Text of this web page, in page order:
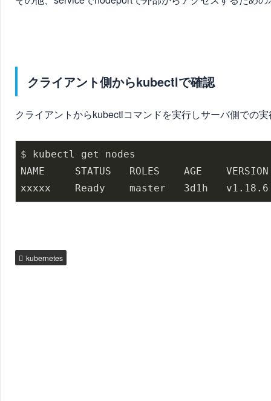
クライアント側からkubectlで確認
クライアントからkubectlコマンドを実行しサーバ側での
$ kubectl get nodes
NAME     STATUS   ROLES    AGE    VERSION
xxxxx    Ready    master   3d1h   v1.18.6
kubernetes